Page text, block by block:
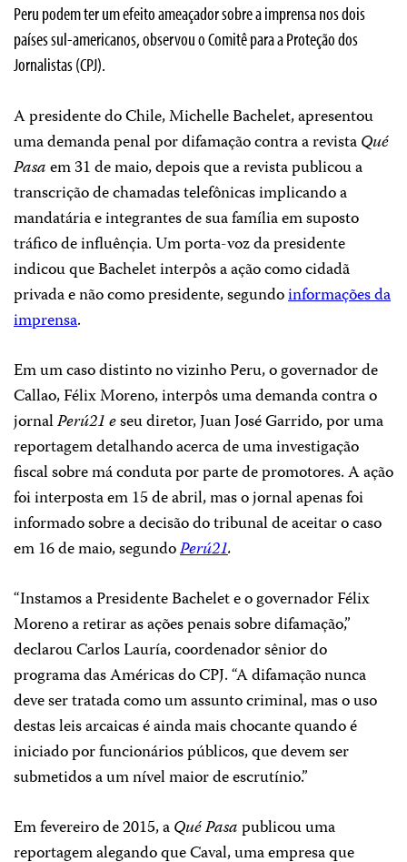
Peru podem ter um efeito ameaçador sobre a imprensa nos dois
países sul-americanos, observou o Comitê para a Proteção dos
Jornalistas (CPJ).
A presidente do Chile, Michelle Bachelet, apresentou
uma demanda penal por difamação contra a revistaQué
Pasaem 31 de maio, depois que a revista publicou a
transcrição de chamadas telefônicas implicando a
mandatária e integrantes de sua família em suposto
tráfico de influênçia. Um porta-voz da presidente
indicou que Bachelet interpôs a ação como cidadã
privada e não como presidente, segundoinformações da
imprensa.
Em um caso distinto no vizinho Peru, o governador de
Callao, Félix Moreno, interpôs uma demanda contra o
jornalPerú21 eseu diretor, Juan José Garrido, por uma
reportagem detalhando acerca de uma investigação
fiscal sobre má conduta por parte de promotores. A ação
foi interposta em 15 de abril, mas o jornal apenas foi
informado sobre a decisão do tribunal de aceitar o caso
em 16 de maio, segundoPerú21.
“Instamos a Presidente Bachelet e o governador Félix
Moreno a retirar as ações penais sobre difamação,”
declarou Carlos Lauría, coordenador sênior do
programa das Américas do CPJ. “A difamação nunca
deve ser tratada como um assunto criminal, mas o uso
destas leis arcaicas é ainda mais chocante quando é
iniciado por funcionários públicos, que devem ser
submetidos a um nível maior de escrutínio.”
Em fevereiro de 2015, aQué Pasapublicou uma
reportagem alegando que Caval, uma empresa que